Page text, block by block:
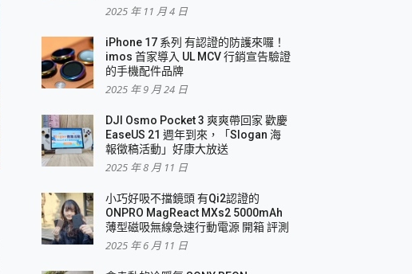
2025 年 11 月 4 日
iPhone 17 系列 有認證的防護來囉！
imos 首家導入 UL MCV 行銷宣告驗證
的手機配件品牌
2025 年 9 月 24 日
DJI Osmo Pocket 3 爽爽帶回家 歡慶
EaseUS 21 週年到來，「Slogan 海
報徵稿活動」好康大放送
2025 年 8 月 11 日
小巧好吸不擋鏡頭 有Qi2認證的
ONPRO MagReact MXs2 5000mAh
薄型磁吸無線急速行動電源 開箱 評測
2025 年 6 月 11 日